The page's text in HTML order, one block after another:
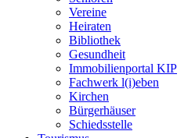
Vereine
Heiraten
Bibliothek
Gesundheit
Immobilienportal KIP
Fachwerk l(i)eben
Kirchen
Bürgerhäuser
Schiedsstelle